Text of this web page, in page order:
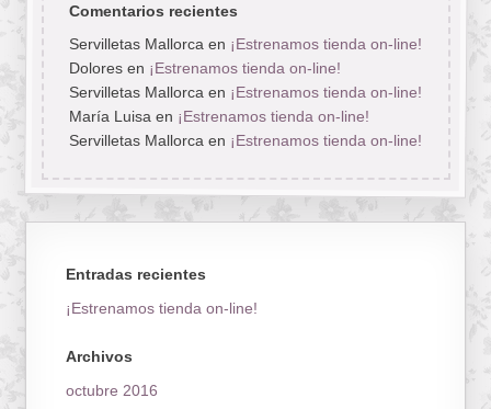
Comentarios recientes
Servilletas Mallorcaen ¡Estrenamos tienda on-line!
Doloresen ¡Estrenamos tienda on-line!
Servilletas Mallorcaen ¡Estrenamos tienda on-line!
María Luisaen ¡Estrenamos tienda on-line!
Servilletas Mallorcaen ¡Estrenamos tienda on-line!
Entradas recientes
¡Estrenamos tienda on-line!
Archivos
octubre 2016